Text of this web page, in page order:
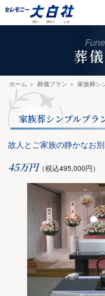
葬
ホーム 葬儀プラン 家族葬シ
家族葬シンプルプラ
故人とご家族の静かなお
45万円（税込495,000円）